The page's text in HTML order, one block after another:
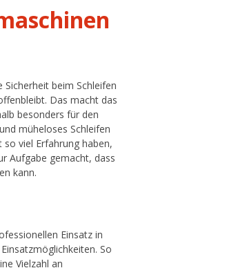
Sicherheit beim Schleifen
Das macht das
besonders für den
müheloses Schleifen
so viel Erfahrung haben,
Aufgabe gemacht, dass
kann.
Einsatz in
So
Vielzahl an